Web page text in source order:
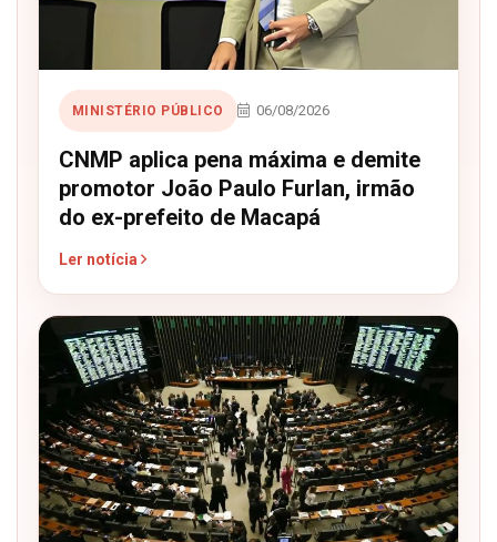
MINISTÉRIO PÚBLICO 06/08/2026
CNMP aplica pena máxima e demite
promotor João Paulo Furlan, irmão
do ex-prefeito de Macapá
Ler notícia